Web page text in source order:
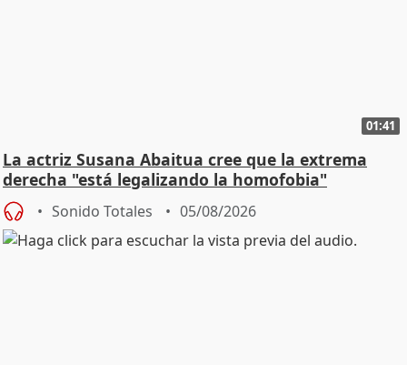
01:41
La actriz Susana Abaitua cree que la extrema
derecha "está legalizando la homofobia"
Sonido Totales 05/08/2026